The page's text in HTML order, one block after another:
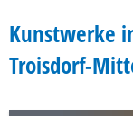
Troisdorf-
Mitte
Kunstwerke
Troisdorf-